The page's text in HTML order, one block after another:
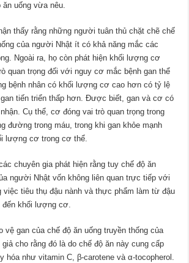
uống vừa nêu.
thấy rằng những người tuân thủ chặt chẽ chế
của người Nhật ít có khả năng mắc các
Ngoài ra, họ còn phát hiện khối lượng cơ
quan trọng đối với nguy cơ mắc bệnh gan thể
bệnh nhân có khối lượng cơ cao hơn có tỷ lệ
tiến triển thấp hơn. Được biết, gan và cơ có
Cụ thể, cơ đóng vai trò quan trọng trong
đường trong máu, trong khi gan khỏe mạnh
lượng cơ trong cơ thể.
chuyên gia phát hiện rằng tuy chế độ ăn
người Nhật vốn không liên quan trực tiếp với
tiêu thụ đậu nành và thực phẩm làm từ đậu
đến khối lượng cơ.
vệ gan của chế độ ăn uống truyền thống của
cho rằng đó là do chế độ ăn này cung cấp
hóa như vitamin C, β-carotene và α-tocopherol.